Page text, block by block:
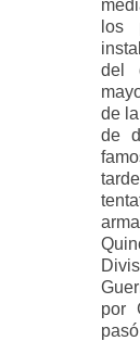
los
del
de
de
por